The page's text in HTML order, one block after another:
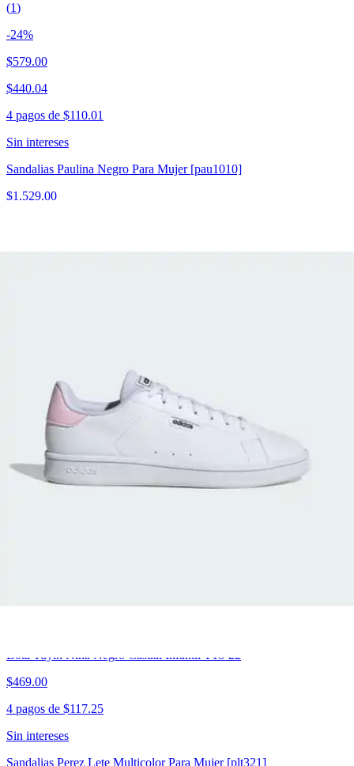
(1)
-24%
$579.00
$440.04
4 pagos de $110.01
Sin intereses
Sandalias Paulina Negro Para Mujer [pau1010]
$1,529.00
Sin intereses
Sandalia Adidas Adilette Lumia Dama Negro Para Mujer
$1,589.00
4 pagos de
Sin intereses
Tenis Adidas VL Court Base Dama Blanco Casual Para Mujer
Bota Yuyin Niña Negro Casual Infantil T18-22
$469.00
4 pagos de $117.25
Sin intereses
Sandalias Perez Lete Multicolor Para Mujer [plt321]